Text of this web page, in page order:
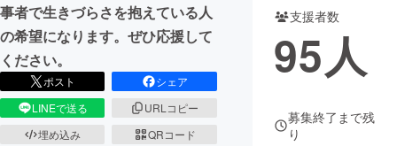
事者で生きづらさを抱えている人
の希望になります。ぜひ応援して
ください。
ポスト
シェア
LINEで送る
URLコピー
埋め込み
QRコード
支援者数
95人
募集終了まで残
り